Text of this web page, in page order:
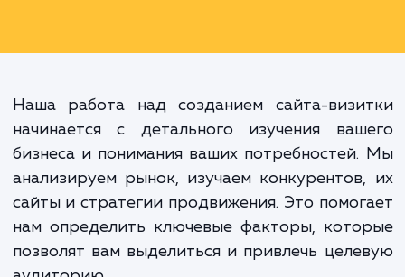
а качественный сайт,
помогает привлечь и
внимание потенциальных
также облегчает процесс связи с